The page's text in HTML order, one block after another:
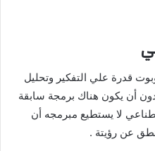
قدرة علي التفكير وتحليل
أن يكون هناك برمجة سابقة
لا يستطيع مبرمجه أن
عن رؤيتة .